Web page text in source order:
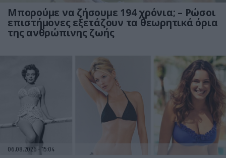
Μπορούμε να ζήσουμε 194 χρόνια; – Ρώσοι
επιστήμονες εξετάζουν τα θεωρητικά όρια
της ανθρώπινης ζωής
06.08.2026 15:04